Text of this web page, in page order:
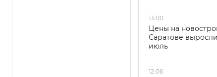
13:00
Цены на
Саратове выросли
июль
12:06